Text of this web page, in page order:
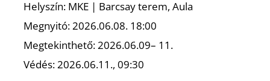
Helyszín: MKE | Barcsay terem, Aula
Megnyitó: 2026.06.08. 18:00
Megtekinthető: 2026.06.09– 11.
Védés: 2026.06.11., 09:30